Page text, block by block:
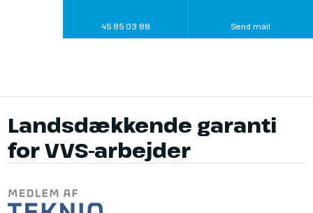
45 85 03 88 Send mail
Landsdækkende garanti
for VVS-arbejder​